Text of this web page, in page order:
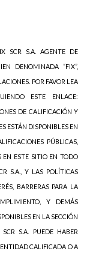
SCR S.A. AGENTE DE
DENOMINADA “FIX”,
POR FAVOR LEA
ESTE ENLACE:
DE CALIFICACIÓN Y
ESTÁN DISPONIBLES EN
PÚBLICAS,
EN ESTE SITIO EN TODO
S.A., Y LAS POLÍTICAS
BARRERAS PARA LA
Y DEMÁS
EN LA SECCIÓN
S.A. PUEDE HABER
CALIFICADA O A